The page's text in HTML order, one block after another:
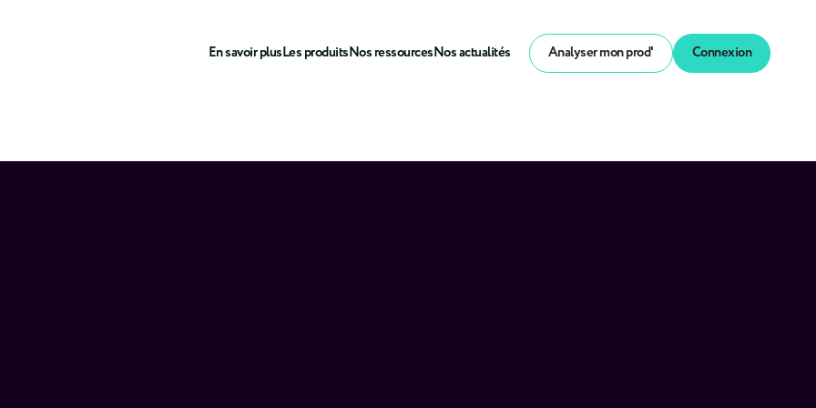
En savoir plusLes produitsNos ressourcesNos actualités Analyser mon prod' Connexion